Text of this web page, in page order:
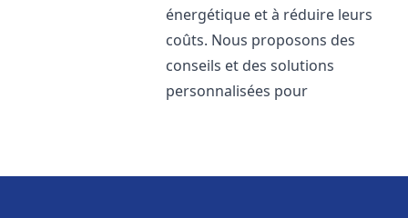
énergétique et à réduire leurs
coûts. Nous proposons des
conseils et des solutions
personnalisées pour